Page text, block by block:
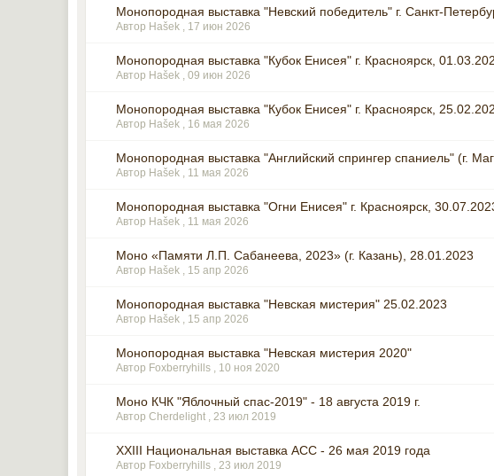
Монопородная выставка "Невский победитель" г. Санкт-
Автор Hašek , 17 июн 2026
Монопородная выставка "Кубок Енисея" г. Красноярск,
Автор Hašek ,09 июн 2026
Монопородная выставка "Кубок Енисея" г. Красноярск,
Автор Hašek , 16 мая 2026
Монопородная выставка "Английский спрингер спаниель" (г.
Автор Hašek , 11 мая 2026
Монопородная выставка "Огни Енисея" г. Красноярск,
Автор Hašek , 11 мая 2026
Моно «Памяти Л.П. Сабанеева, 2023» (г. Казань), 28.01.2023
Автор Hašek , 15 апр 2026
Монопородная выставка "Невская мистерия" 25.02.2023
Автор Hašek , 15 апр 2026
Монопородная выставка "Невская мистерия 2020"
Автор Foxberryhills , 10 ноя 2020
Моно КЧК "Яблочный спас-2019" - 18 августа 2019 г.
Автор Cherdelight ,23 июл 2019
XXIII Национальная выставка АСС - 26 мая 2019 года
Автор Foxberryhills ,23 июл 2019